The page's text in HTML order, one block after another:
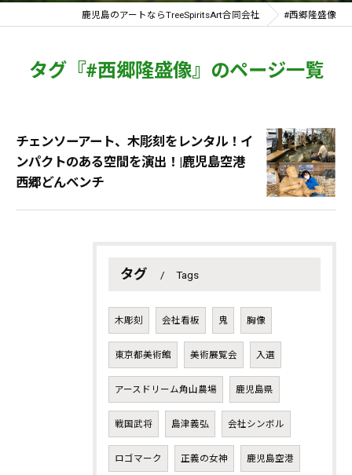
鹿児島のアートならTreeSpiritsArt合同会社 #西郷隆盛像
タグ『#西郷隆盛像』のページ一覧
チェンソーアート、木彫刻をレンタル！イ
ンパクトのある空間を演出！|鹿児島空港
西郷どんベンチ
タグ Tags
木彫刻 会社看板 鬼 胸像
東京都美術館 美術展覧会 入選
アースドリーム角山農場 鹿児島県
戦国武将 島津義弘 会社シンボル
ロゴマーク 正義の女神 鹿児島空港